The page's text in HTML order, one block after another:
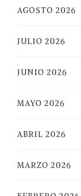
AGOSTO 2026
JULIO 2026
JUNIO 2026
MAYO 2026
ABRIL 2026
MARZO 2026